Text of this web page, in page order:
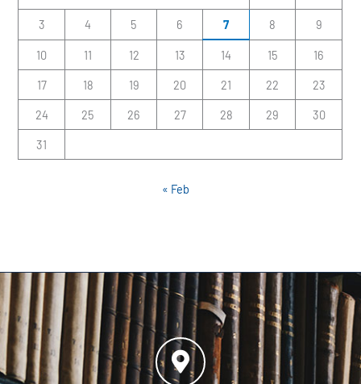
3 4 5 6 7 8 9
10 11 12 13 14 15 16
17 18 19 20 21 22 23
24 25 26 27 28 29 30
31
« Feb